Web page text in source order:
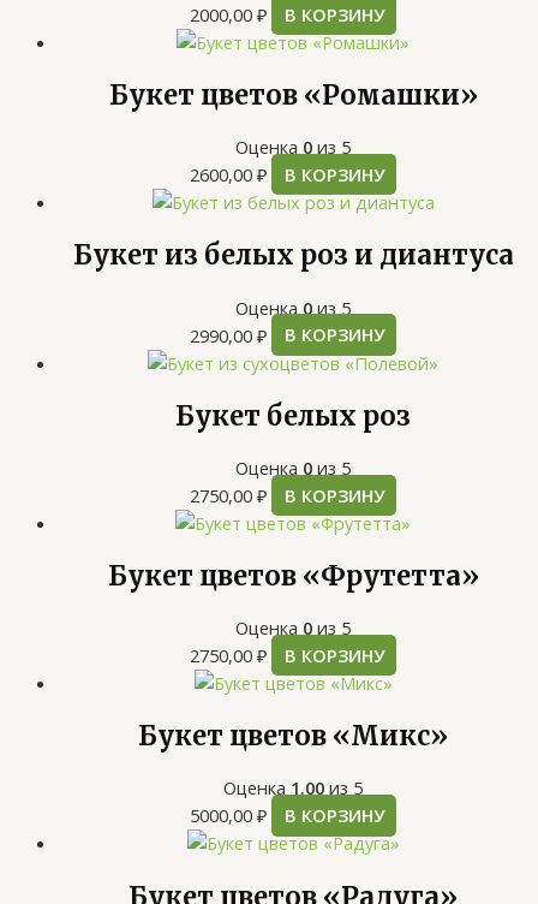
2000,00 ₽ В КОРЗИНУ
Букет цветов «Ромашки»
Оценка 0 из 5
2600,00 ₽ В КОРЗИНУ
Букет из белых роз и диантуса
Оценка 0 из 5
2990,00 ₽ В КОРЗИНУ
Букет белых роз
Оценка 0 из 5
2750,00 ₽ В КОРЗИНУ
Букет цветов «Фрутетта»
Оценка 0 из 5
2750,00 ₽ В КОРЗИНУ
Букет цветов «Микс»
Оценка 1.00 из 5
5000,00 ₽ В КОРЗИНУ
Букет цветов «Радуга»